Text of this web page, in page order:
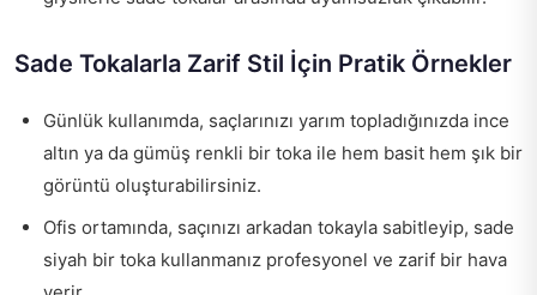
Sade Tokalarla Zarif Stil İçin Pratik Örnekler
Günlük kullanımda, saçlarınızı yarım topladığınızda ince
altın ya da gümüş renkli bir toka ile hem basit hem şık bir
görüntü oluşturabilirsiniz.
Ofis ortamında, saçınızı arkadan tokayla sabitleyip, sade
siyah bir toka kullanmanız profesyonel ve zarif bir hava